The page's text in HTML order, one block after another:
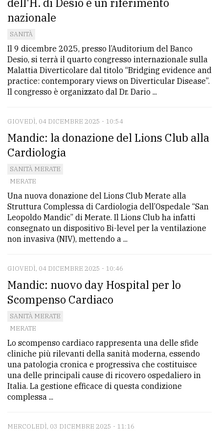
dell'H. di Desio è un riferimento
nazionale
SANITÀ
Il 9 dicembre 2025, presso l’Auditorium del Banco
Desio, si terrà il quarto congresso internazionale sulla
Malattia Diverticolare dal titolo “Bridging evidence and
practice: contemporary views on Diverticular Disease”.
Il congresso è organizzato dal Dr. Dario ...
GIOVEDÌ, 04 DICEMBRE 2025 - 10:54
Mandic: la donazione del Lions Club alla
Cardiologia
SANITÀ MERATE
MERATE
Una nuova donazione del Lions Club Merate alla
Struttura Complessa di Cardiologia dell’Ospedale “San
Leopoldo Mandic” di Merate. Il Lions Club ha infatti
consegnato un dispositivo Bi-level per la ventilazione
non invasiva (NIV), mettendo a ...
GIOVEDÌ, 04 DICEMBRE 2025 - 10:46
Mandic: nuovo day Hospital per lo
Scompenso Cardiaco
SANITÀ MERATE
MERATE
Lo scompenso cardiaco rappresenta una delle sfide
cliniche più rilevanti della sanità moderna, essendo
una patologia cronica e progressiva che costituisce
una delle principali cause di ricovero ospedaliero in
Italia. La gestione efficace di questa condizione
complessa ...
MERCOLEDÌ, 03 DICEMBRE 2025 - 11:16